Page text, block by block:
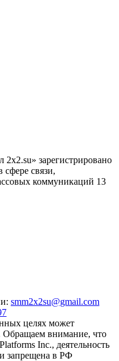
зарегистрировано
связи,
коммуникаций 13
smm2x2su@gmail.com
целях может
Обращаем внимание, что
Inc., деятельность
запрещена в РФ